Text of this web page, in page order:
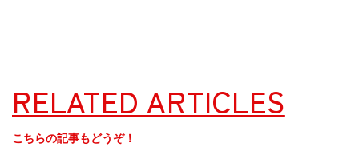
RELATED ARTICLES
こちらの記事もどうぞ！